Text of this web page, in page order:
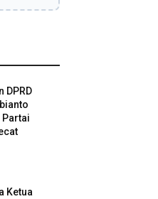
DPRD
Partai
Ketua